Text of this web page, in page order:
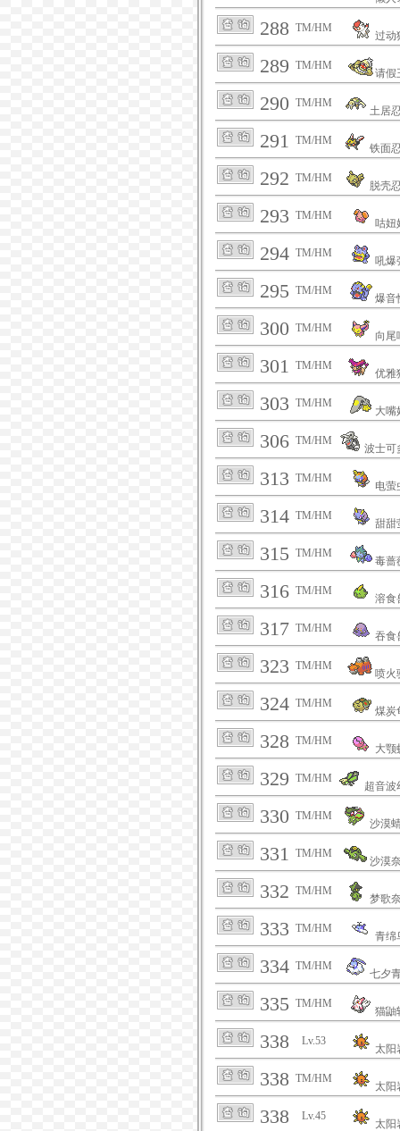
288 TM/HM
过动
289 TM/HM
请假
290 TM/HM
土居
291 TM/HM
铁面
292 TM/HM
脱壳
293 TM/HM
咕妞
294 TM/HM
吼爆
295 TM/HM
爆音
300 TM/HM
向尾
301 TM/HM
优雅
303 TM/HM
大嘴
306 TM/HM
波士可
313 TM/HM
电萤
314 TM/HM
甜甜
315 TM/HM
毒蔷
316 TM/HM
溶食
317 TM/HM
吞食
323 TM/HM
喷火
324 TM/HM
煤炭
328 TM/HM
大颚
329 TM/HM
超音波
330 TM/HM
沙漠
331 TM/HM
沙漠
332 TM/HM
梦歌
333 TM/HM
青绵
334 TM/HM
七夕
335 TM/HM
猫鼬
338 Lv.53
太阳
338 TM/HM
太阳
338 Lv.45
太阳